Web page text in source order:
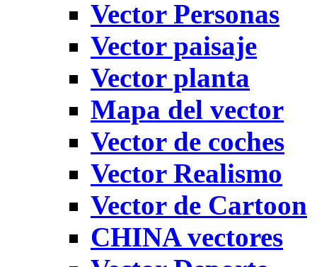
Vector Personas
Vector paisaje
Vector planta
Mapa del vector
Vector de coches
Vector Realismo
Vector de Cartoon
CHINA vectores